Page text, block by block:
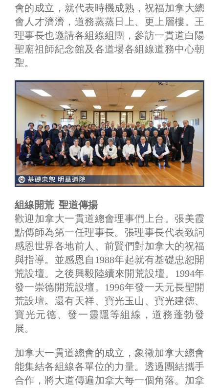
會的成立，就代表時機成熟，祝福加拿大總
會人才濟濟，道務蒸蒸日上、更上層樓。王
理事長也邀請各組線組團，參訪一貫道白陽
聖廟祖師紀念館及各道場各組線道務中心朝
聖。
組線開荒 聖道傳揚
歡迎加拿大一貫道總會理事們上台。張美霞
點傳師為第一任理事長。張理事長代表致詞
感恩世界各地前人、前賢們對加拿大的祝福
與指導。並感恩自1988年起就有基礎忠恕開
荒設壇。之後興毅陸續來開荒設壇。1994年
發一崇德開荒設壇。1996年發一天元長聖開
荒設壇。還有天祥、寶光玉山、寶光建德、
寶光元德、發一靈隱等組線，道務蓬勃發
展。
加拿大一貫道總會的成立，象徵加拿大總會
能集結各組線各單位的力量。透過團結攜手
合作，將大道傳遍加拿大每一個角落。加拿